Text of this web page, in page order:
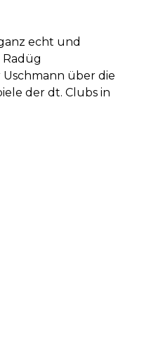
echt und
über die
der dt. Clubs in